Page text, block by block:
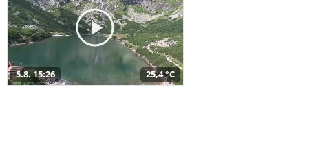
5.8. 15:26 25,4 °C